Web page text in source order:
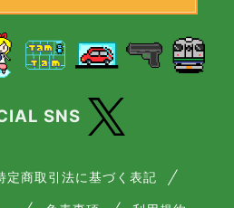
SNS
定商取引法に基づく表記